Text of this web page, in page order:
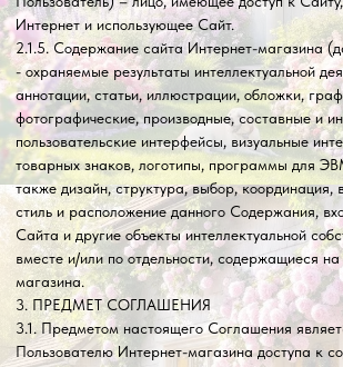
3.1.1. Интернет-магазин предоставляет Пользователю следующие
виды услуг (сервисов):
• доступ к контенту на бесплатной основе, с правом скачивания,
просмотра контента;
• доступ к средствам поиска и навигации Интернет-магазина;
• предоставление Пользователю возможности размещения
сообщений, комментариев, рецензий Пользователей, выставления
оценок контенту Интернет-магазина;
• доступ к информации о Товаре и к информации о приобретении
Товара на платной основе;
• иные виды услуг (сервисов), реализуемые на страницах
Интернет-магазина.
3.1.2. Под действие настоящего Соглашения подпадают все
существующие (реально функционирующие) на данный момент
услуги (сервисы) Интернет-магазина, а также любые их
последующие модификации и появляющиеся в дальнейшем
дополнительные услуги (сервисы) Интернет-магазина.
3.2. Доступ к Интернет-магазину предоставляется на бесплатной
основе.
3.3. Настоящее Соглашение является публичной офертой. Получая
доступ к Сайту Пользователь считается присоединившимся к
настоящему Соглашению.